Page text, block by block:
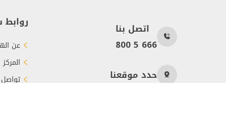
اتصل بنا
800 5 666
حدد موقعنا
عن